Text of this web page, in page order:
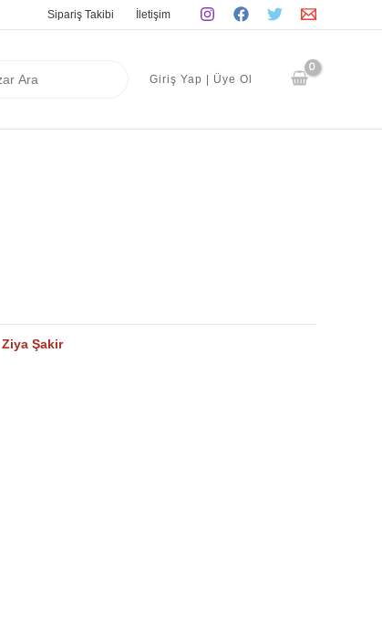
Sipariş Takibi İletişim
Giriş Yap | Üye Ol
Ziya Şakir